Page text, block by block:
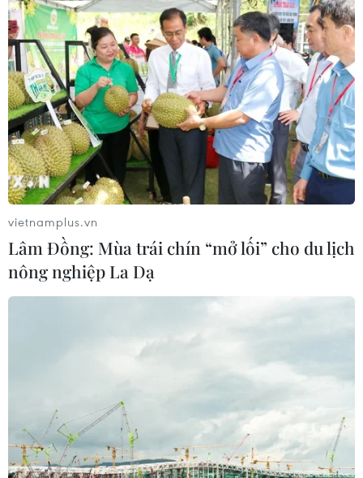
vietnamplus.vn
Lâm Đồng: Mùa trái chín “mở lối” cho du lịch
nông nghiệp La Dạ